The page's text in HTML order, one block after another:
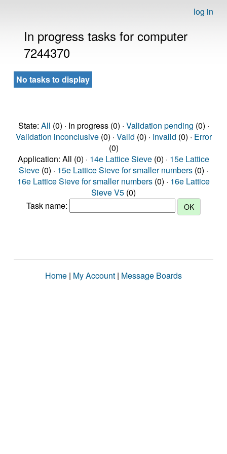
log in
In progress tasks for computer
7244370
No tasks to display
State: All (0) · In progress (0) · Validation pending (0) ·
Validation inconclusive(0) · Valid (0) · Invalid (0) · Error
(0)
Application: All (0) · 14e Lattice Sieve (0) · 15e Lattice
Sieve (0) · 15e Lattice Sieve for smaller numbers (0) ·
16e Lattice Sieve for smaller numbers (0) · 16e Lattice
Sieve V5 (0)
Task name:
Home | My Account | Message Boards